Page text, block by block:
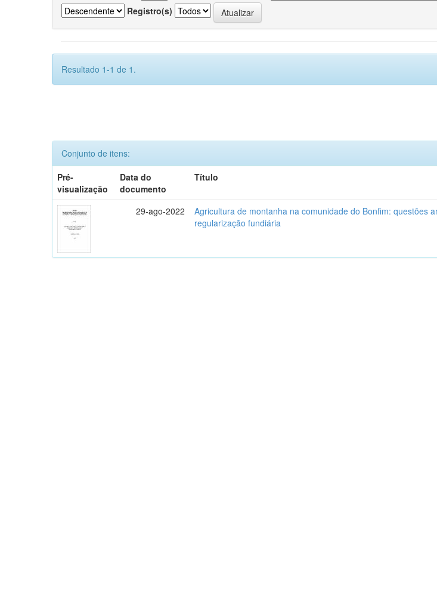
Registro(s)
Resultado 1-1 de 1.
Conjunto de itens:
Pré-
visualização
Data do
documento
Título
29-ago-2022
Agricultura de montanha na comunidade do Bonfim: questões
regularização fundiária